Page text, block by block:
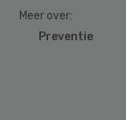
Meer over:
Preventie